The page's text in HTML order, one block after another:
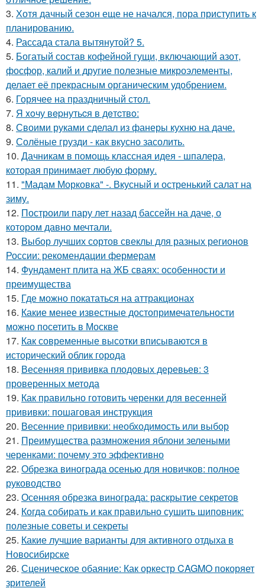
3. Хотя дачный сезон еще не начался, пора приступить к
планированию.
4. Рассада стала вытянутой? 5.
5. Богатый состав кофейной гущи, включающий азот,
фосфор, калий и другие полезные микроэлементы,
делает её прекрасным органическим удобрением.
6. Горячее на праздничный стол.
7. Я xoчу вepнутьcя в дeтcтвo:
8. Своими руками сделал из фанеры кухню на даче.
9. Солёные грузди - как вкусно засолить.
10. Дачникам в помощь классная идея - шпалера,
которая принимает любую форму.
11. "Мадам Морковка" -. Вкусный и остренький салат на
зиму.
12. Построили пару лет назад бассейн на даче, о
котором давно мечтали.
13. Выбор лучших сортов свеклы для разных регионов
России: рекомендации фермерам
14. Фундамент плита на ЖБ сваях: особенности и
преимущества
15. Где можно покататься на аттракционах
16. Какие менее известные достопримечательности
можно посетить в Москве
17. Как современные высотки вписываются в
исторический облик города
18. Весенняя прививка плодовых деревьев: 3
проверенных метода
19. Как правильно готовить черенки для весенней
прививки: пошаговая инструкция
20. Весенние прививки: необходимость или выбор
21. Преимущества размножения яблони зелеными
черенками: почему это эффективно
22. Обрезка винограда осенью для новичков: полное
руководство
23. Осенняя обрезка винограда: раскрытие секретов
24. Когда собирать и как правильно сушить шиповник:
полезные советы и секреты
25. Какие лучшие варианты для активного отдыха в
Новосибирске
26. Сценическое обаяние: Как оркестр CAGMO покоряет
зрителей